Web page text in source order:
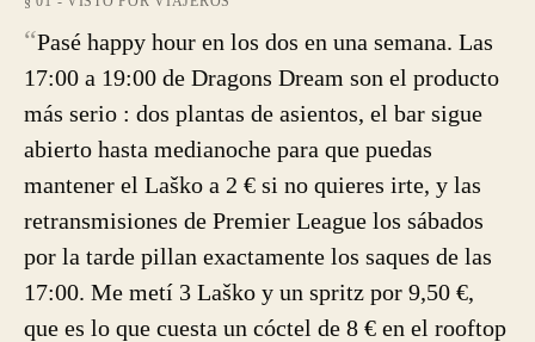
“Pasé happy hour en los dos en una semana. Las
17:00 a 19:00 de Dragons Dream son el producto
más serio : dos plantas de asientos, el bar sigue
abierto hasta medianoche para que puedas
mantener el Laško a 2 € si no quieres irte, y las
retransmisiones de Premier League los sábados
por la tarde pillan exactamente los saques de las
17:00. Me metí 3 Laško y un spritz por 9,50 €,
que es lo que cuesta un cóctel de 8 € en el rooftop